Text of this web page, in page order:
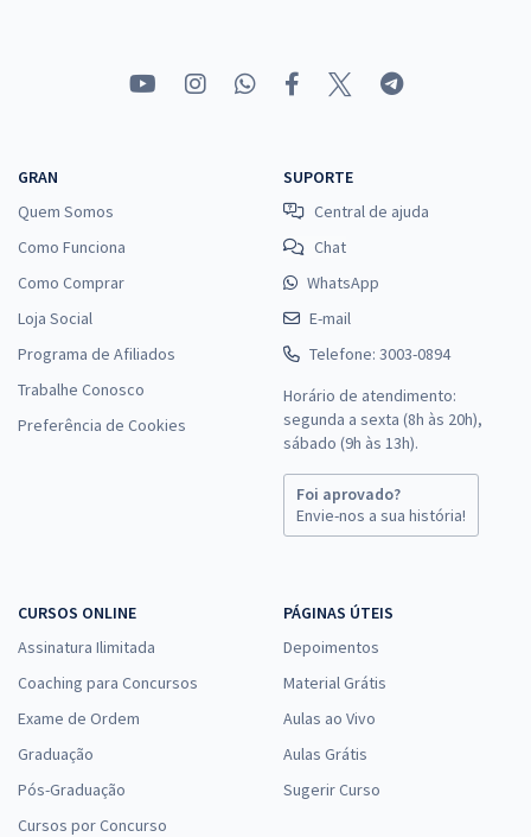
GRAN
Quem Somos
Como Funciona
Como Comprar
Loja Social
Programa de Afiliados
Trabalhe Conosco
Preferência de Cookies
SUPORTE
Central de ajuda
Chat
WhatsApp
E-mail
Telefone: 3003-0894
Horário de atendimento:
segunda a sexta (8h às 20h),
sábado (9h às 13h).
Foi aprovado?
Envie-nos a sua história!
CURSOS ONLINE
Assinatura Ilimitada
Coaching para Concursos
Exame de Ordem
Graduação
Pós-Graduação
Cursos por Concurso
PÁGINAS ÚTEIS
Depoimentos
Material Grátis
Aulas ao Vivo
Aulas Grátis
Sugerir Curso